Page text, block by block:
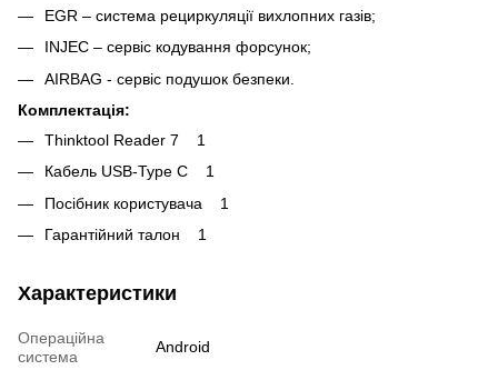
EGR – система рециркуляції вихлопних газів;
INJEC – сервіс кодування форсунок;
AIRBAG - сервіс подушок безпеки.
Комплектація:
Thinktool Reader 7 1
Кабель USB-Type C 1
Посібник користувача 1
Гарантійний талон 1
Характеристики
Операційна
система
Android